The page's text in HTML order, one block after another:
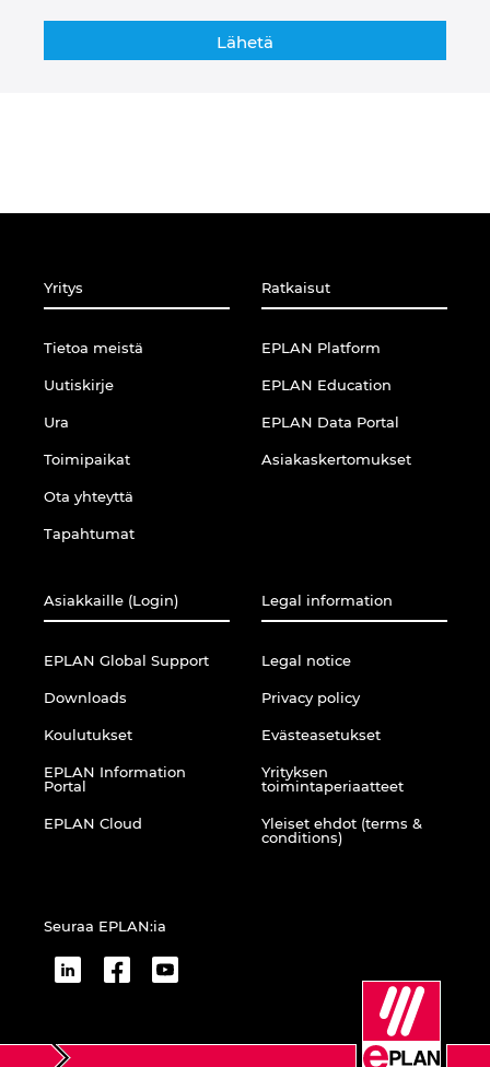
Yritys
Tietoa meistä
Uutiskirje
Ura
Toimipaikat
Ota yhteyttä
Tapahtumat
Ratkaisut
EPLAN Platform
EPLAN Education
EPLAN Data Portal
Asiakaskertomukset
Asiakkaille (Login)
EPLAN Global Support
Downloads
Koulutukset
EPLAN Information
Portal
EPLAN Cloud
Legal information
Legal notice
Privacy policy
Evästeasetukset
Yrityksen
toimintaperiaatteet
Yleiset ehdot (terms &
conditions)
Seuraa EPLAN:ia